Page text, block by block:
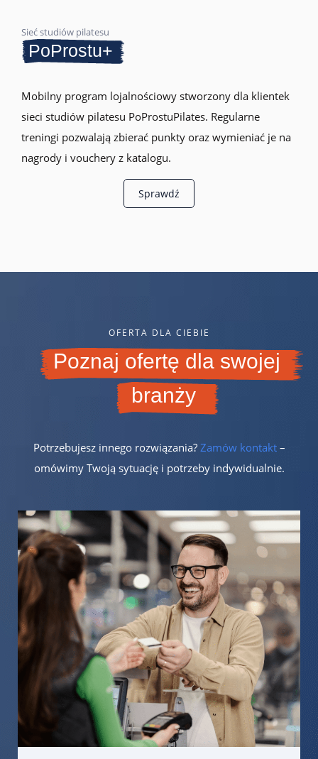
Sieć studiów pilatesu
PoProstu+
Mobilny program lojalnościowy stworzony dla klientek
sieci studiów pilatesu PoProstuPilates. Regularne
treningi pozwalają zbierać punkty oraz wymieniać je na
nagrody i vouchery z katalogu.
Sprawdź
OFERTA DLA CIEBIE
Poznaj ofertę dla swojej
branży
Potrzebujesz innego rozwiązania? Zamów kontakt–
omówimy Twoją sytuację i potrzeby indywidualnie.